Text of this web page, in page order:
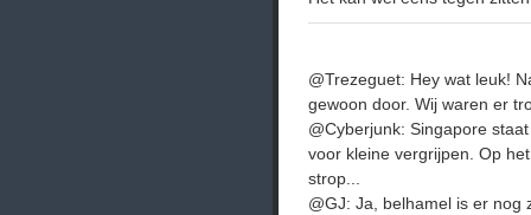
@Trezeguet: Hey wat leuk!
gewoon door. Wij waren er
@Cyberjunk: Singapore
voor kleine vergrijpen. Op
strop...
@GJ: Ja, belhamel is er nog